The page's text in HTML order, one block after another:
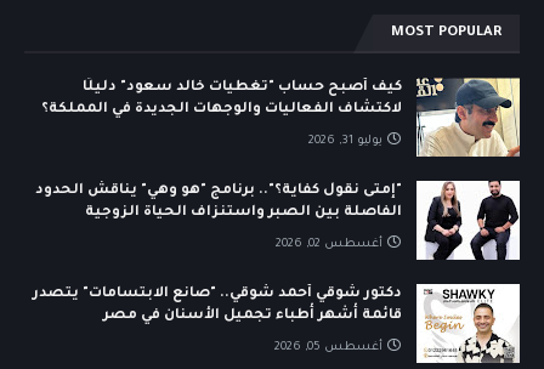
MOST POPULAR
كيف أصبح حساب "تغطيات خالد سعود" دليلًا
لاكتشاف الفعاليات والوجهات الجديدة في المملكة؟
يوليو 31, 2026
"إمتى نقول كفاية؟".. برنامج "هو وهي" يناقش الحدود
الفاصلة بين الصبر واستنزاف الحياة الزوجية
أغسطس 02, 2026
دكتور شوقي أحمد شوقي.. "صانع الابتسامات" يتصدر
قائمة أشهر أطباء تجميل الأسنان في مصر
أغسطس 05, 2026